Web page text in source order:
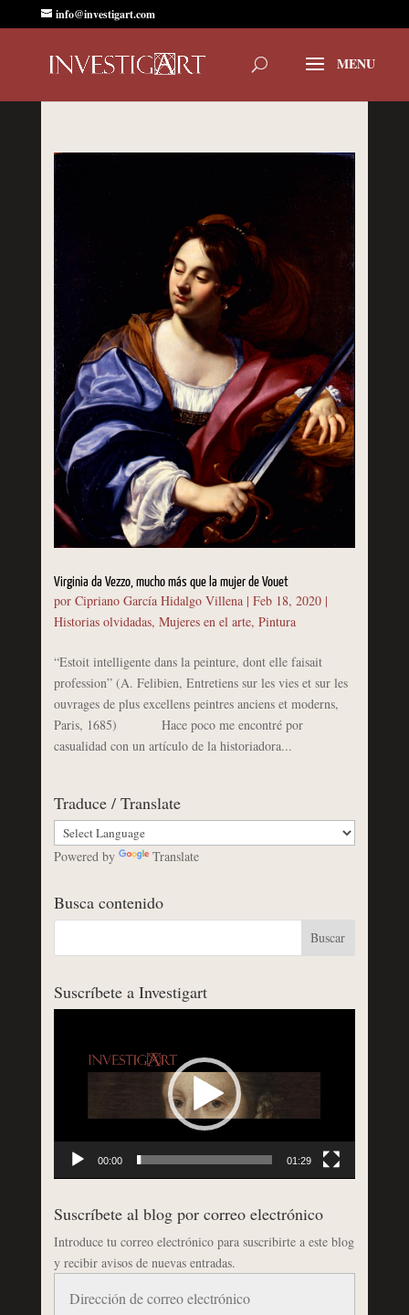
info@investigart.com
Virginia da Vezzo, mucho más que la mujer de Vouet
por Cipriano García Hidalgo Villena| Feb 18, 2020|
Historias olvidadas, Mujeres en el arte, Pintura
“Estoit intelligente dans la peinture, dont elle faisait
profession” (A. Felibien, Entretiens sur les vies et sur les
ouvrages de plus excellens peintres anciens et moderns,
Paris, 1685) Hace poco me encontré por
casualidad con un artículo de la historiadora...
Traduce / Translate
Powered by Translate
Busca contenido
Suscríbete a Investigart
00:00 01:29
Suscríbete al blog por correo electrónico
Introduce tu correo electrónico para suscribirte a este blog
y recibir avisos de nuevas entradas.